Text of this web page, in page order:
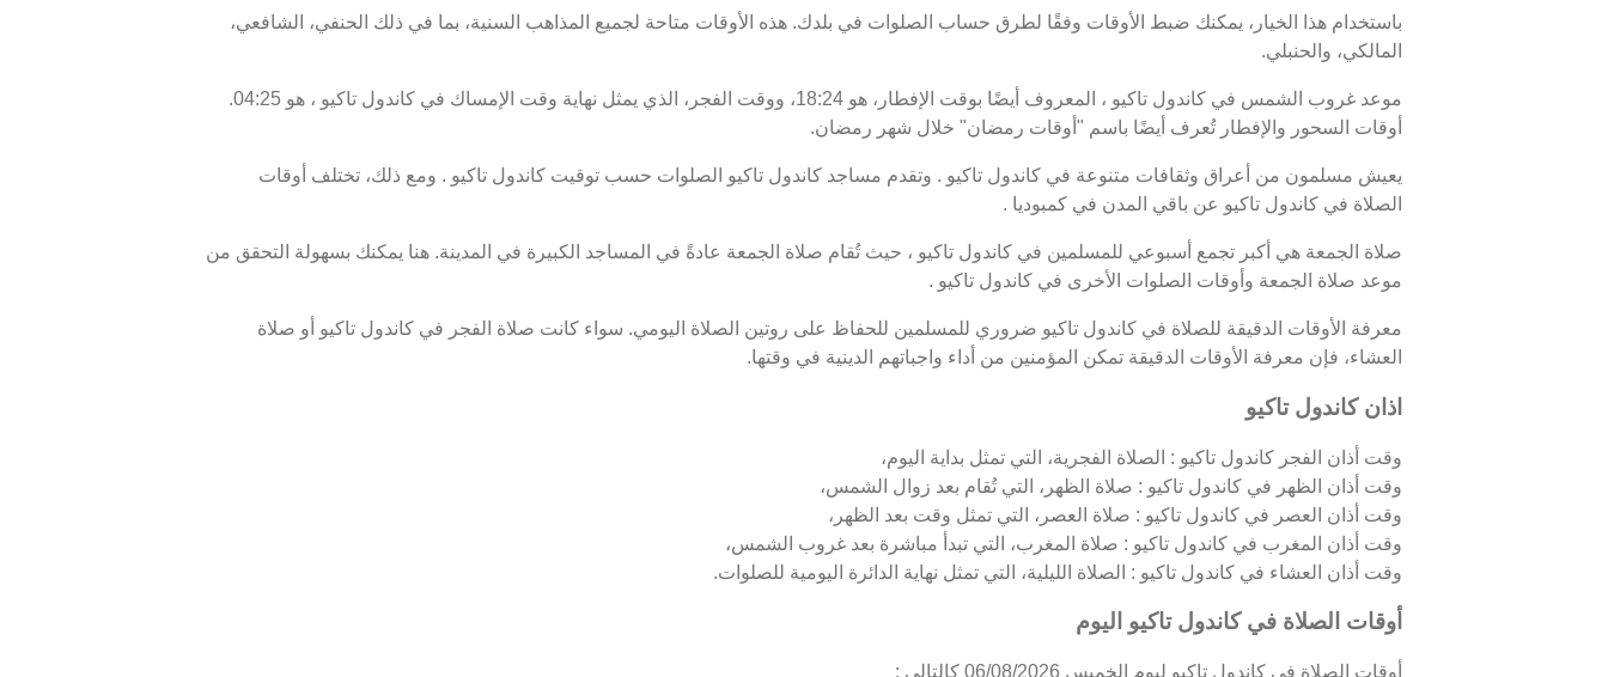
باستخدام هذا الخيار، يمكنك ضبط الأوقات وفقًا لطرق حساب الصلوات في بلدك. هذه الأوقات متاحة لجميع المذاهب السنية، بما في ذلك الحنفي، الشافعي،
المالكي، والحنبلي.
موعد غروب الشمس في كاندول تاكيو ، المعروف أيضًا بوقت الإفطار، هو 18:24، ووقت الفجر، الذي يمثل نهاية وقت الإمساك في كاندول تاكيو ، هو 04:25.
أوقات السحور والإفطار تُعرف أيضًا باسم "أوقات رمضان" خلال شهر رمضان.
يعيش مسلمون من أعراق وثقافات متنوعة في كاندول تاكيو . وتقدم مساجد كاندول تاكيو الصلوات حسب توقيت كاندول تاكيو . ومع ذلك، تختلف أوقات
الصلاة في كاندول تاكيو عن باقي المدن في كمبوديا .
صلاة الجمعة هي أكبر تجمع أسبوعي للمسلمين في كاندول تاكيو ، حيث تُقام صلاة الجمعة عادةً في المساجد الكبيرة في المدينة. هنا يمكنك بسهولة التحقق من
موعد صلاة الجمعة وأوقات الصلوات الأخرى في كاندول تاكيو .
معرفة الأوقات الدقيقة للصلاة في كاندول تاكيو ضروري للمسلمين للحفاظ على روتين الصلاة اليومي. سواء كانت صلاة الفجر في كاندول تاكيو أو صلاة
العشاء، فإن معرفة الأوقات الدقيقة تمكن المؤمنين من أداء واجباتهم الدينية في وقتها.
اذان كاندول تاكيو
وقت أذان الفجر كاندول تاكيو : الصلاة الفجرية، التي تمثل بداية اليوم،
وقت أذان الظهر في كاندول تاكيو : صلاة الظهر، التي تُقام بعد زوال الشمس،
وقت أذان العصر في كاندول تاكيو : صلاة العصر، التي تمثل وقت بعد الظهر،
وقت أذان المغرب في كاندول تاكيو : صلاة المغرب، التي تبدأ مباشرة بعد غروب الشمس،
وقت أذان العشاء في كاندول تاكيو : الصلاة الليلية، التي تمثل نهاية الدائرة اليومية للصلوات.
أوقات الصلاة في كاندول تاكيو اليوم
أوقات الصلاة في كاندول تاكيو ليوم الخميس 06/08/2026 كالتالي :